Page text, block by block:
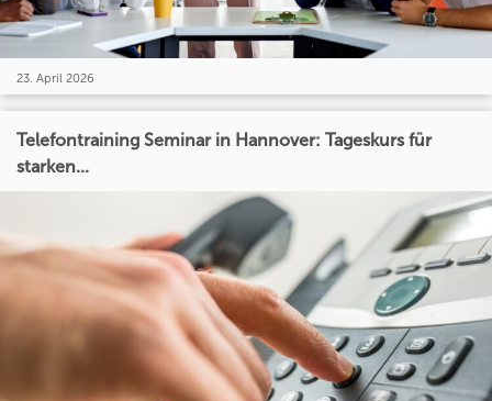
23. April 2026
Telefontraining Seminar in Hannover: Tageskurs für
starken...